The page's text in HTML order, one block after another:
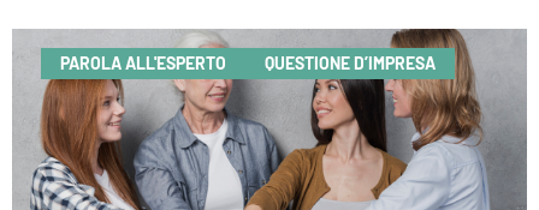
PAROLA ALL'ESPERTO QUESTIONE D’IMPRESA